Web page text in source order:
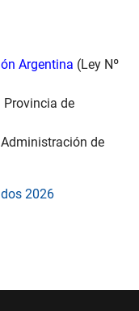
Argentina (Ley Nº
Provincia de
de
2026